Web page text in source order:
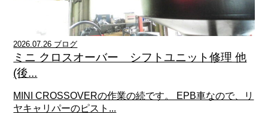
2026.07.26 ブログ
ミニ クロスオーバー シフトユニット修理 他
(後...
MINI CROSSOVERの作業の続です。 EPB車なので、リ
ヤキャリパーのピスト...